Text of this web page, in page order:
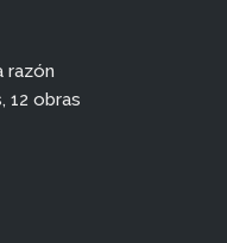
razón
12 obras